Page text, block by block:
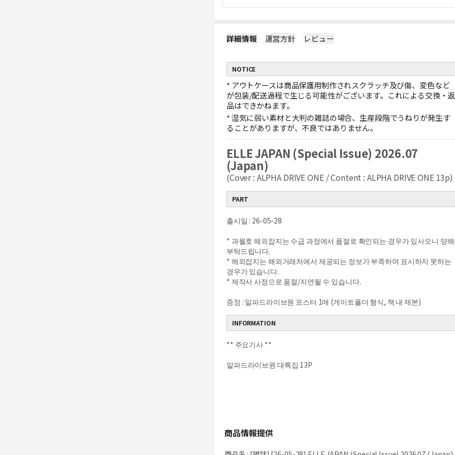
詳細情報 運営方針 レビュー
NOTICE
* アウトケースは商品保護用制作されスクラッチ及び傷、変色など
が包装/配送過程で生じる可能性がございます。これによる交換・返
品はできかねます。
*湿気に弱い素材と大判の雑誌の場合、生産段階でうねりが発生す
ることがありますが、不良ではありません。
ELLE JAPAN (Special Issue) 2026.07
(Japan)
(Cover : ALPHA DRIVE ONE / Content : ALPHA DRIVE ONE 13p)
PART
출시일 : 26-05-28
* 과월호 해외잡지는 수급 과정에서 품절로 확인되는 경우가 있사오니 양해
부탁드립니다.
* 해외잡지는 해외거래처에서 제공되는 정보가 부족하여 표시하지 못하는
경우가 있습니다.
* 제작사 사정으로 품절/지연될 수 있습니다.
증정 : 알파드라이브원 포스터 1매 (게이트폴더 형식, 책 내 제본)
INFORMATION
** 주요기사 **
알파드라이브원 대특집 13P
商品情報提供